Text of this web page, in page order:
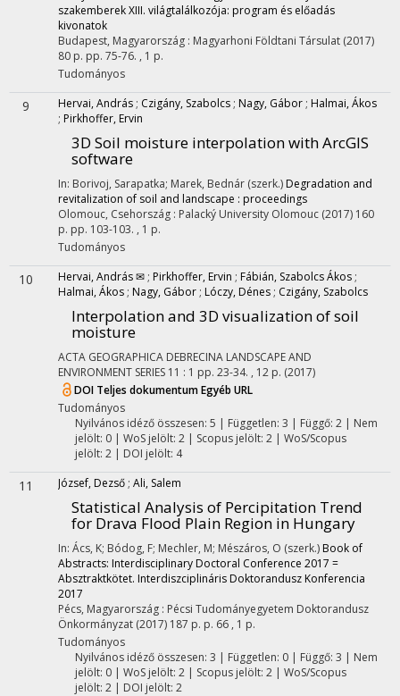
szakemberek XIII. világtalálkozója: program és előadás
kivonatok
Budapest, Magyarország : Magyarhoni Földtani Társulat (2017)
80 p. pp. 75-76. , 1 p.
Tudományos
9 Hervai, András ; Czigány, Szabolcs ; Nagy, Gábor ; Halmai, Ákos
; Pirkhoffer, Ervin
3D Soil moisture interpolation with ArcGIS
software
In: Borivoj, Sarapatka; Marek, Bednár (szerk.) Degradation and
revitalization of soil and landscape : proceedings
Olomouc, Csehország : Palacký University Olomouc (2017) 160
p. pp. 103-103. , 1 p.
Tudományos
10 Hervai, András ✉ ; Pirkhoffer, Ervin ; Fábián, Szabolcs Ákos ;
Halmai, Ákos ; Nagy, Gábor ; Lóczy, Dénes ; Czigány, Szabolcs
Interpolation and 3D visualization of soil
moisture
ACTA GEOGRAPHICA DEBRECINA LANDSCAPE AND
ENVIRONMENT SERIES 11 : 1 pp. 23-34. , 12 p. (2017)
DOI Teljes dokumentumEgyéb URL
Tudományos
Nyilvános idéző összesen: 5 | Független: 3 | Függő: 2 | Nem
jelölt: 0 | WoS jelölt: 2 | Scopus jelölt: 2 | WoS/Scopus
jelölt: 2 | DOI jelölt: 4
11 József, Dezső ; Ali, Salem
Statistical Analysis of Percipitation Trend
for Drava Flood Plain Region in Hungary
In: Ács, K; Bódog, F; Mechler, M; Mészáros, O (szerk.) Book of
Abstracts: Interdisciplinary Doctoral Conference 2017 =
Absztraktkötet. Interdiszciplináris Doktorandusz Konferencia
2017
Pécs, Magyarország : Pécsi Tudományegyetem Doktorandusz
Önkormányzat (2017) 187 p. p. 66 , 1 p.
Tudományos
Nyilvános idéző összesen: 3 | Független: 0 | Függő: 3 | Nem
jelölt: 0 | WoS jelölt: 2 | Scopus jelölt: 2 | WoS/Scopus
jelölt: 2 | DOI jelölt: 2